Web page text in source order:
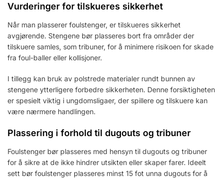
Vurderinger for tilskueres sikkerhet
Når man plasserer foulstenger, er tilskueres sikkerhet
avgjørende. Stengene bør plasseres bort fra områder der
tilskuere samles, som tribuner, for å minimere risikoen for skade
fra foul-baller eller kollisjoner.
I tillegg kan bruk av polstrede materialer rundt bunnen av
stengene ytterligere forbedre sikkerheten. Denne forsiktigheten
er spesielt viktig i ungdomsligaer, der spillere og tilskuere kan
være nærmere handlingen.
Plassering i forhold til dugouts og tribuner
Foulstenger bør plasseres med hensyn til dugouts og tribuner
for å sikre at de ikke hindrer utsikten eller skaper farer. Ideelt
sett bør foulstenger plasseres minst 15 fot unna dugouts for å